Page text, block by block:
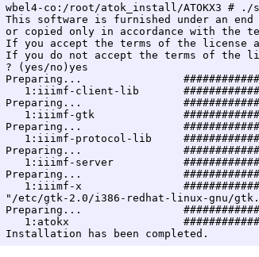
wbel4-co:/root/atok_install/ATOKX3 # ./
This software is furnished under an end
or copied only in accordance with the
If you accept the terms of the license
If you do not accept the terms of the
? (yes/no)yes
Preparing...
1:iiimf-client-lib
Preparing...
1:iiimf-gtk
Preparing...
1:iiimf-protocol-lib
Preparing...
1:iiimf-server
Preparing...
1:iiimf-x
"/etc/gtk-2.0/i386-redhat-linux-gnu/
Preparing...
1:atokx
Installation has been completed.